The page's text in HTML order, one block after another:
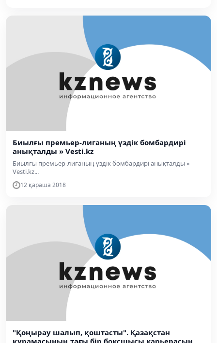
Биылғы премьер-лиганың үздік бомбардирі
анықталды » Vesti.kz
Биылғы премьер-лиганың үздік бомбардирі анықталды »
Vesti.kz...
12 қараша 2018
"Қоңырау шалып, қоштасты". Қазақстан
құрамасының тағы бір боксшысы карьерасын